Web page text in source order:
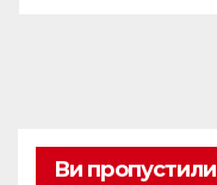
Ви пропустили